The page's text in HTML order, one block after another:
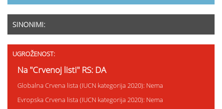
SINONIMI:
UGROŽENOST:
Na "Crvenoj listi" RS: DA
Globalna Crvena lista (IUCN kategorija 2020): Nema
Evropska Crvena lista (IUCN kategorija 2020): Nema